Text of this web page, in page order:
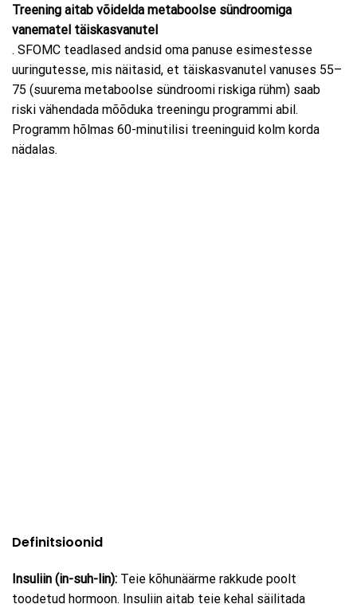
Treening aitab võidelda metaboolse sündroomiga
vanematel täiskasvanutel
. SFOMC teadlased andsid oma panuse esimestesse
uuringutesse, mis näitasid, et täiskasvanutel vanuses 55–
75 (suurema metaboolse sündroomi riskiga rühm) saab
riski vähendada mõõduka treeningu programmi abil.
Programm hõlmas 60-minutilisi treeninguid kolm korda
nädalas.
Definitsioonid
Insuliin (in-suh-lin): Teie kõhunäärme rakkude poolt
toodetud hormoon. Insuliin aitab teie kehal säilitada